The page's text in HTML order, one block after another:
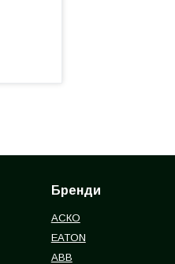
Бренди
АСКО
EATON
ABB